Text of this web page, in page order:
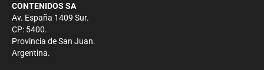
CONTENIDOS SA
Av. España 1409 Sur.
CP: 5400.
Provincia de San Juan.
Argentina.